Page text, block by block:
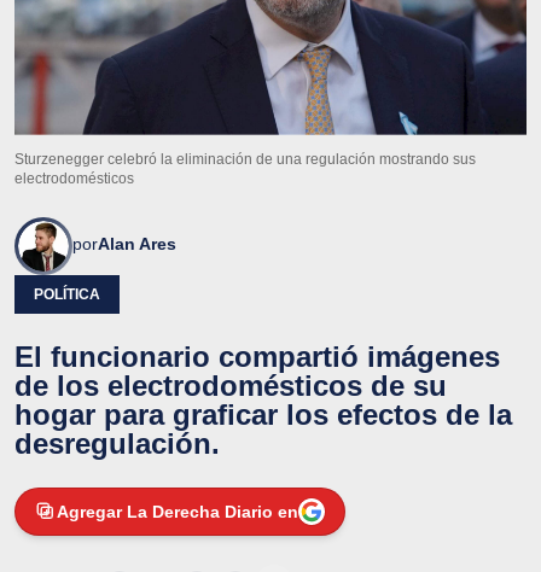
Sturzenegger celebró la eliminación de una regulación mostrando sus
electrodomésticos
porAlan Ares
POLÍTICA
El funcionario compartió imágenes
de los electrodomésticos de su
hogar para graficar los efectos de la
desregulación.
Agregar La Derecha Diario en